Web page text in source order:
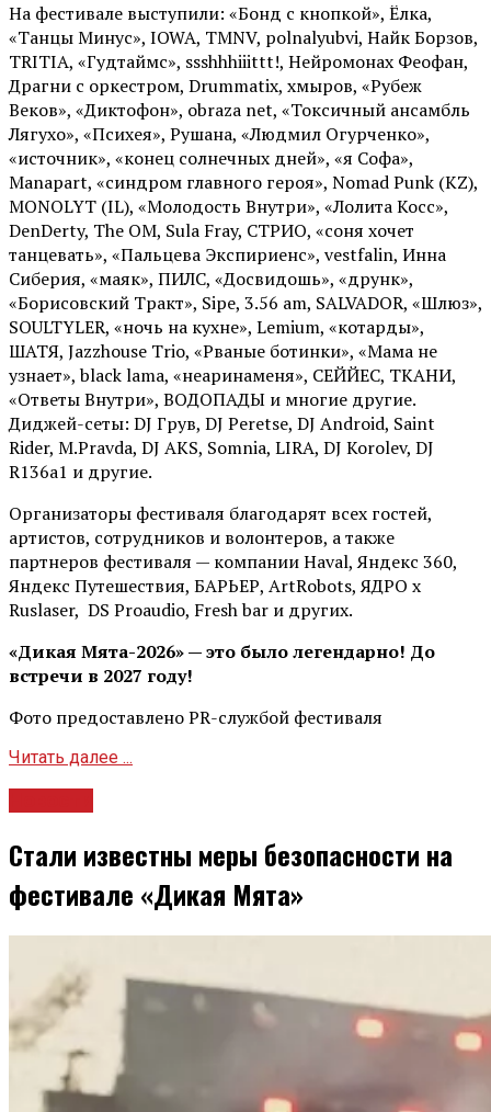
На фестивале выступили: «Бонд с кнопкой», Ёлка,
«Танцы Минус», IOWA, TMNV, polnalyubvi, Найк Борзов,
TRITIA, «Гудтаймс», ssshhhiiittt!, Нейромонах Феофан,
Драгни с оркестром, Drummatix, хмыров, «Рубеж
Веков», «Диктофон», obraza net, «Токсичный ансамбль
Лягухо», «Психея», Рушана, «Людмил Огурченко»,
«источник», «конец солнечных дней», «я Софа»,
Manapart, «синдром главного героя», Nomad Punk (KZ),
MONOLYT (IL), «Молодость Внутри», «Лолита Косс»,
DenDerty, The OM, Sula Fray, СТРИО, «соня хочет
танцевать», «Пальцева Экспириенс», vestfalin, Инна
Сиберия, «маяк», ПИЛС, «Досвидошь», «друнк»,
«Борисовский Тракт», Sipe, 3.56 am, SALVADOR, «Шлюз»,
SOULTYLER, «ночь на кухне», Lemium, «котарды»,
ШАТЯ, Jazzhouse Trio, «Рваные ботинки», «Мама не
узнает», black lama, «неаринаменя», СЕЙЙЕС, ТКАНИ,
«Ответы Внутри», ВОДОПАДЫ и многие другие.
Диджей-сеты: DJ Грув, DJ Peretse, DJ Android, Saint
Rider, М.Pravda, DJ AKS, Somnia, LIRA, DJ Korolev, DJ
R136a1 и другие.
Организаторы фестиваля благодарят всех гостей,
артистов, сотрудников и волонтеров, а также
партнеров фестиваля — компании Haval, Яндекс 360,
Яндекс Путешествия, БАРЬЕР, ArtRobots, ЯДРО х
Ruslaser, DS Proaudio, Fresh bar и других.
«Дикая Мята-2026» — это было легендарно! До
встречи в 2027 году!
Фото предоставлено PR-службой фестиваля
Читать далее ...
Стали известны меры безопасности на
фестивале «Дикая Мята»